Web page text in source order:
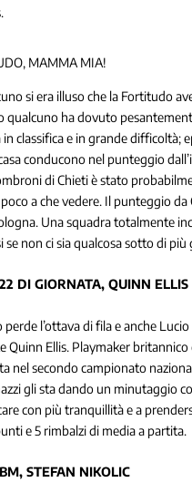
MAMMA MIA!
si era illuso che la Fortitudo
qualcuno ha dovuto
in classifica e in grande
conducono nel punteggio
di Chieti è stato
a che vedere. Il punteggio
Una squadra totalmente
se non ci sia qualcosa sotto di più
DI GIORNATA, QUINN ELLIS
l’ottava di fila e anche
Quinn Ellis. Playmaker
nel secondo campionato
gli sta dando un minutaggio
con più tranquillità e a
e 5 rimbalzi di media a partita.
STEFAN NIKOLIC